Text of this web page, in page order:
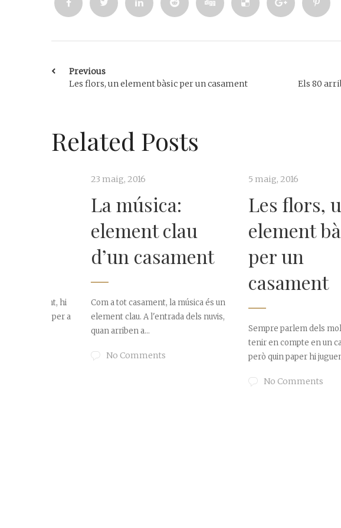
Previous
Les flors, un element bàsic per un casament
Els 80
Related Posts
23 maig, 2016
La música:
element clau
d’un casament
Com a tot casament, la música és un
element clau. A l'entrada dels nuvis,
quan arriben a...
No Comments
5 maig, 2016
Les flors, un
element bàsic
per un
casament
Sempre parlem dels molts detalls
tenir en compte en un casament,
però quin paper hi juguen...
No Comments